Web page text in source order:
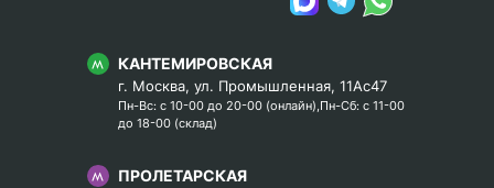
КАНТЕМИРОВСКАЯ
г. Москва, ул. Промышленная, 11Ас47
Пн-Вс: с 10-00 до 20-00 (онлайн),Пн-Сб: с 11-00
до 18-00 (склад)
ПРОЛЕТАРСКАЯ